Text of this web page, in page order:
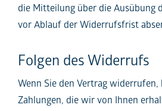
die Mitteilung über die Ausübung
vor Ablauf der Widerrufsfrist
Folgen des Widerrufs
Wenn Sie den Vertrag
Zahlungen, die wir von Ihnen